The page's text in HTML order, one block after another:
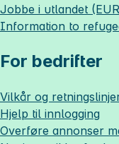
Jobbe i utlandet
Information to
For bedrifter
Vilkår og
Hjelp til innlogging
Overføre annonser